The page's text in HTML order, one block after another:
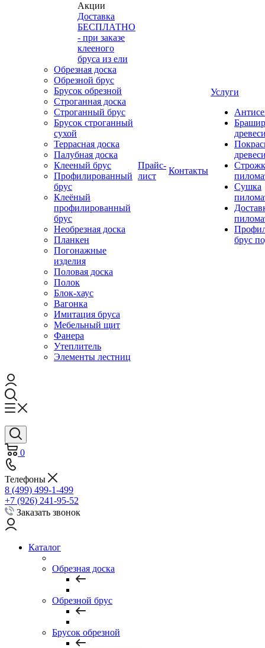
Акции
Доставка
БЕСПЛАТНО
- при заказе
клееного
бруса из ели
Обрезная доска
Обрезной брус
Брусок обрезной
Строганная доска
Строганный брус
Брусок строганный
сухой
Террасная доска
Палубная доска
Клееный брус
Профилированный
брус
Клеёный
профилированный
брус
Необрезная доска
Планкен
Погонажные
изделия
Половая доска
Полок
Блок-хаус
Вагонка
Имитация бруса
Мебельный щит
Фанера
Утеплитель
Элементы лестниц
Прайс-
лист
Контакты
Услуги
Сушка
брус
0
Телефоны
8 (499) 499-1-499
+7 (926) 241-95-52
Заказать звонок
Каталог
Обрезная доска
Обрезной брус
Брусок обрезной